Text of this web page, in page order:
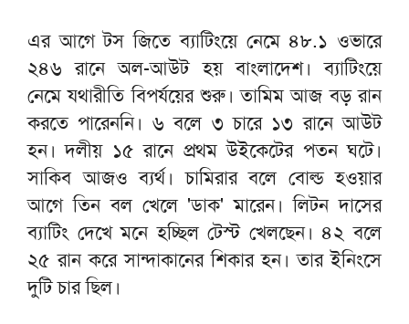
এর আগে টস জিতে ব্যাটিংয়ে নেমে ৪৮.১ ওভারে
২৪৬ রানে অল-আউট হয় বাংলাদেশ। ব্যাটিংয়ে
নেমে যথারীতি বিপর্যয়ের শুরু। তামিম আজ বড় রান
করতে পারেননি। ৬ বলে ৩ চারে ১৩ রানে আউট
হন। দলীয় ১৫ রানে প্রথম উইকেটের পতন ঘটে।
সাকিব আজও ব্যর্থ। চামিরার বলে বোল্ড হওয়ার
আগে তিন বল খেলে 'ডাক' মারেন। লিটন দাসের
ব্যাটিং দেখে মনে হচ্ছিল টেস্ট খেলছেন। ৪২ বলে
২৫ রান করে সান্দাকানের শিকার হন। তার ইনিংসে
দুটি চার ছিল।